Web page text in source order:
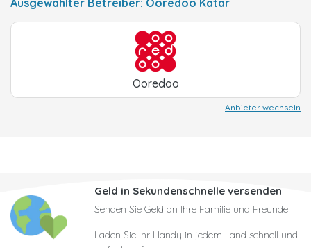
Ausgewählter Betreiber: Ooredoo Katar
Ooredoo
Anbieter wechseln
Geld in Sekundenschnelle versenden
Senden Sie Geld an Ihre Familie und Freunde
Laden Sie Ihr Handy in jedem Land schnell und